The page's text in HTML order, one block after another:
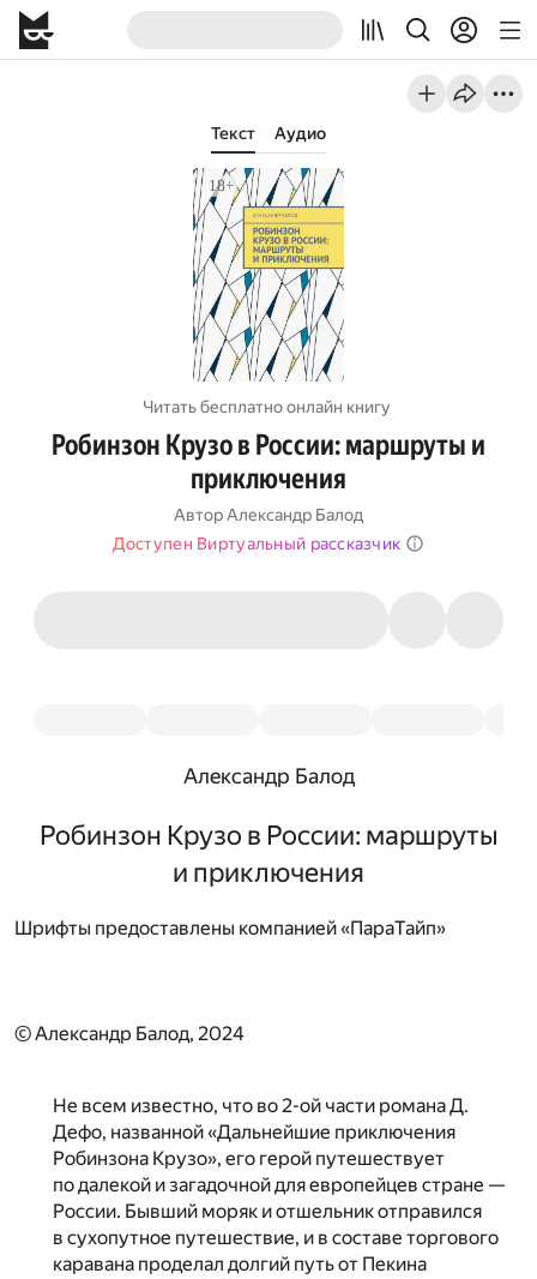
Текст Аудио
Читать бесплатно онлайн книгу
Робинзон Крузо в России: маршруты и
приключения
АвторАлександр Балод
Доступен Виртуальный рассказчик
Александр Балод
Робинзон Крузо в России: маршруты
и приключения
Шрифты предоставлены компанией «ПараТайп»
© Александр Балод, 2024
Не всем известно, что во 2-ой части романа Д.
Дефо, названной «Дальнейшие приключения
Робинзона Крузо», его герой путешествует
по далекой и загадочной для европейцев стране —
России. Бывший моряк и отшельник отправился
в сухопутное путешествие, и в составе торгового
каравана проделал долгий путь от Пекина